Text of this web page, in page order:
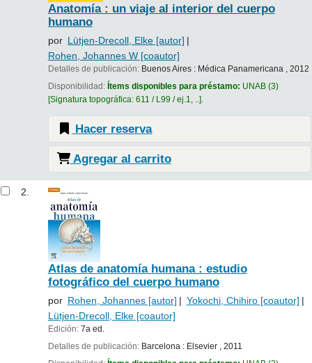
Anatomía : un viaje al interior del cuerpo
humano
por Lütjen-Drecoll, Elke[autor]
Rohen, Johannes W[coautor]
Detalles de publicación: Buenos Aires : Médica Panamericana , 2012
Disponibilidad: Ítems disponibles para préstamo: UNAB(3)
Signatura topográfica: 611 / L99 / ej.1, .. .
Hacer reserva
Agregar al carrito
2.
Atlas de anatomía humana : estudio
fotográfico del cuerpo humano
por Rohen, Johannes[autor] Yokochi, Chihiro[coautor]
Lütjen-Drecoll, Elke[coautor]
Edición: 7a ed.
Detalles de publicación: Barcelona : Elsevier , 2011